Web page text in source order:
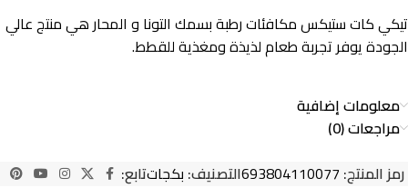
تيكي كات ستيكس مكافئات رطبة بسمك التونا و المحار هي منتج عالي
الجودة يوفر تجربة طعام لذيذة ومغذية للقطط.
معلومات إضافية
مراجعات (0)
رمز المنتج: 693804110077التصنيف: بكجاتتابع: